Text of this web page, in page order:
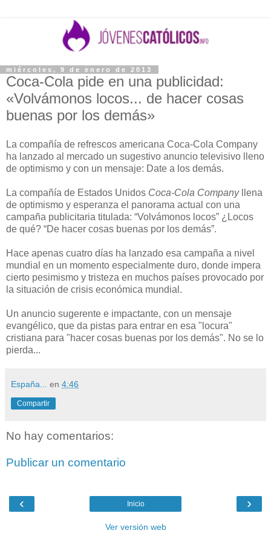
miércoles, 9 de enero de 2013
Coca-Cola pide en una publicidad:
«Volvámonos locos... de hacer cosas
buenas por los demás»
La compañía de refrescos americana Coca-Cola Company
ha lanzado al mercado un sugestivo anuncio televisivo lleno
de optimismo y con un mensaje: Date a los demás.
La compañía de Estados Unidos Coca-Cola Company
llena
de optimismo y esperanza el panorama actual con una
campaña publicitaria titulada: “Volvámonos locos” ¿Locos
de qué? “De hacer cosas buenas por los demás”.
Hace apenas cuatro días ha lanzado esa campaña a nivel
mundial en un momento especialmente duro, donde impera
cierto pesimismo y tristeza en muchos países provocado por
la situación de crisis económica mundial.
Un anuncio sugerente e impactante, con un mensaje
evangélico, que da pistas para entrar en esa "locura"
cristiana para "hacer cosas buenas por los demás". No se lo
pierda...
España... en 4:46
Compartir
No hay comentarios:
Publicar un comentario
‹ ›
Inicio
Ver versión web